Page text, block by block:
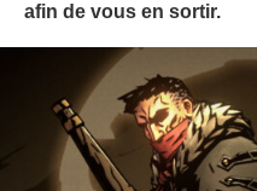
afin de vous en sortir.